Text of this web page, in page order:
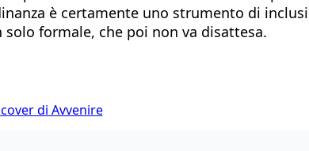
è certamente uno strumento di
formale, che poi non va disattesa.
di Avvenire